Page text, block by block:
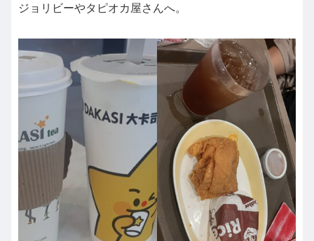
ジョリビーやタピオカ屋さんへ。